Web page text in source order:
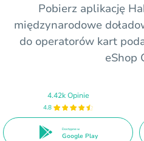
Pobierz aplikację
międzynarodowe
do operatorów kart
eShop
4.42k Opinie
4.8
Dostępne w
Google Play